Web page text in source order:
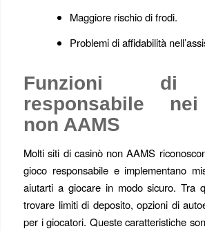
Maggiore rischio di frodi.
Problemi di affidabilità
Funzioni di
responsabile
non AAMS
Molti siti di casinò non AAMS
gioco responsabile e implementano
aiutarti a giocare in modo sicuro. Tra
trovare limiti di deposito, opzioni di
per i giocatori. Queste caratteristiche